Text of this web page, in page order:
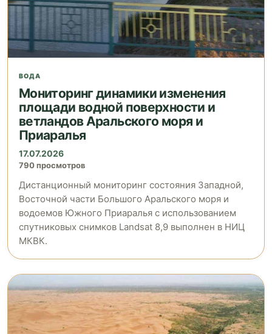
ВОДА
Мониторинг динамики изменения
площади водной поверхности и
ветландов Аральского моря и
Приаралья
17.07.2026
790 просмотров
Дистанционный мониторинг состояния Западной,
Восточной части Большого Аральского моря и
водоемов Южного Приаралья с использованием
спутниковых снимков Landsat 8,9 выполнен в НИЦ
МКВК.